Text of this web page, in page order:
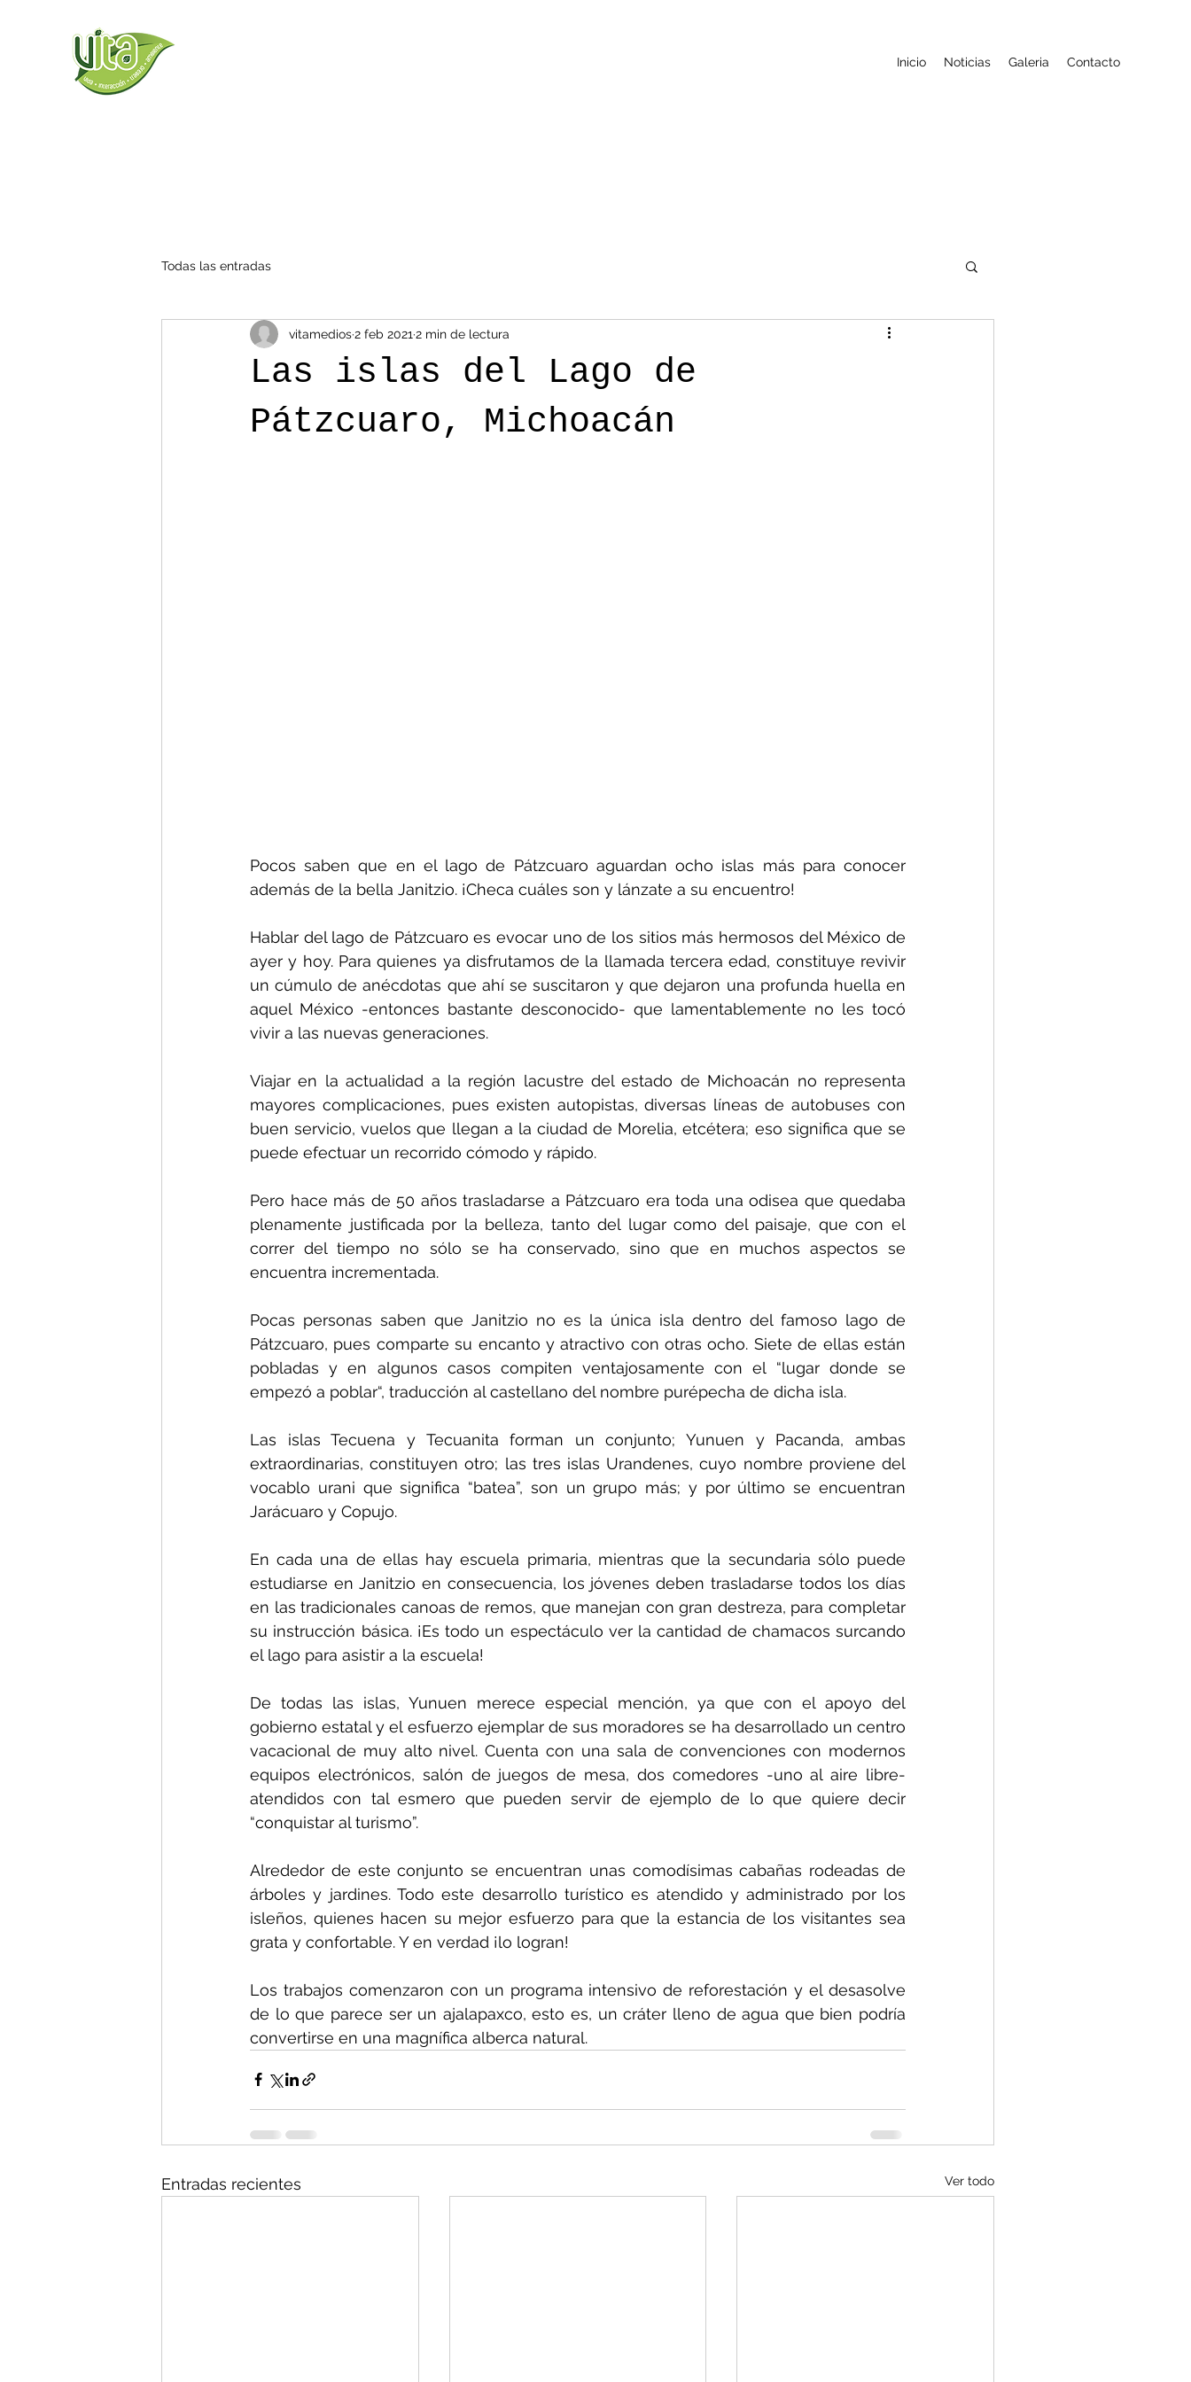
Inicio Noticias Galeria Contacto
Todas las entradas
Las islas del Lago de
Pátzcuaro, Michoacán
vitamedios2 feb 2021 2 min de lectura
Pocos saben que en el lago de Pátzcuaro aguardan ocho islas más para conocer
además de la bella Janitzio. ¡Checa cuáles son y lánzate a su encuentro!
Hablar del lago de Pátzcuaro es evocar uno de los sitios más hermosos del México de
ayer y hoy. Para quienes ya disfrutamos de la llamada tercera edad, constituye revivir
un cúmulo de anécdotas que ahí se suscitaron y que dejaron una profunda huella en
aquel México -entonces bastante desconocido- que lamentablemente no les tocó
vivir a las nuevas generaciones.
Viajar en la actualidad a la región lacustre del estado de Michoacán no representa
mayores complicaciones, pues existen autopistas, diversas líneas de autobuses con
buen servicio, vuelos que llegan a la ciudad de Morelia, etcétera; eso significa que se
puede efectuar un recorrido cómodo y rápido.
Pero hace más de 50 años trasladarse a Pátzcuaro era toda una odisea que quedaba
plenamente justificada por la belleza, tanto del lugar como del paisaje, que con el
correr del tiempo no sólo se ha conservado, sino que en muchos aspectos se
encuentra incrementada.
Pocas personas saben que Janitzio no es la única isla dentro del famoso lago de
Pátzcuaro, pues comparte su encanto y atractivo con otras ocho. Siete de ellas están
pobladas y en algunos casos compiten ventajosamente con el “lugar donde se
empezó a poblar“, traducción al castellano del nombre purépecha de dicha isla.
Las islas Tecuena y Tecuanita forman un conjunto; Yunuen y Pacanda, ambas
extraordinarias, constituyen otro; las tres islas Urandenes, cuyo nombre proviene del
vocablo urani que significa “batea”, son un grupo más; y por último se encuentran
Jarácuaro y Copujo.
En cada una de ellas hay escuela primaria, mientras que la secundaria sólo puede
estudiarse en Janitzio en consecuencia, los jóvenes deben trasladarse todos los días
en las tradicionales canoas de remos, que manejan con gran destreza, para completar
su instrucción básica. ¡Es todo un espectáculo ver la cantidad de chamacos surcando
el lago para asistir a la escuela!
De todas las islas, Yunuen merece especial mención, ya que con el apoyo del
gobierno estatal y el esfuerzo ejemplar de sus moradores se ha desarrollado un centro
vacacional de muy alto nivel. Cuenta con una sala de convenciones con modernos
equipos electrónicos, salón de juegos de mesa, dos comedores -uno al aire libre-
atendidos con tal esmero que pueden servir de ejemplo de lo que quiere decir
“conquistar al turismo”.
Alrededor de este conjunto se encuentran unas comodísimas cabañas rodeadas de
árboles y jardines. Todo este desarrollo turístico es atendido y administrado por los
isleños, quienes hacen su mejor esfuerzo para que la estancia de los visitantes sea
grata y confortable. Y en verdad ¡lo logran!
Los trabajos comenzaron con un programa intensivo de reforestación y el desasolve
de lo que parece ser un ajalapaxco, esto es, un cráter lleno de agua que bien podría
convertirse en una magnífica alberca natural.
Entradas recientes Ver todo